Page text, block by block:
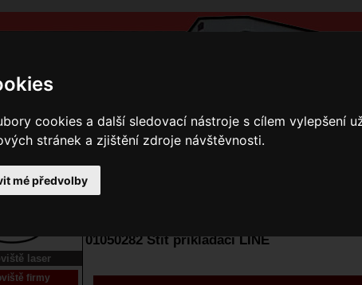
cookies a další sledovací nástroje s cílem vylepšení
stránek a zjištění zdroje návštěvnosti.
mé předvolby
Kontakty
laser
firmy
01050282 Štít přikládací LINE